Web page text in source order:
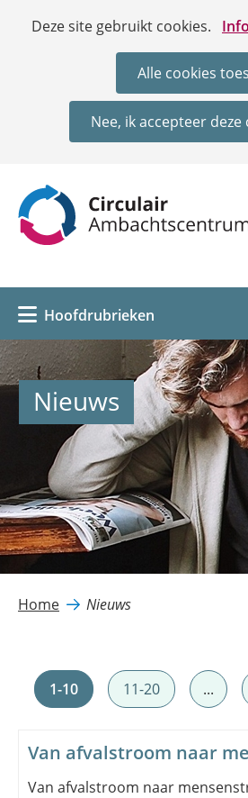
Cookies
Deze site gebruikt cookies.
Hier
deze
website
worden
of
geweigerd.
Alle cookies
Nee, ik accepteer
Ga
de
Hoofdrubrieken
Nieuws
Home Nieuws
1-10 11-20 ...
Van afvalstroom naar
Van afvalstroom naar